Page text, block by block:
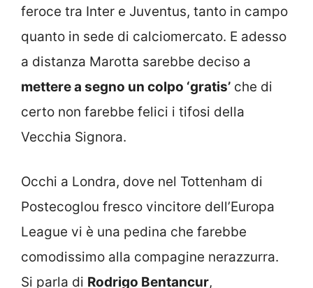
feroce tra Inter e Juventus, tanto in campo
quanto in sede di calciomercato. E adesso
a distanza Marotta sarebbe deciso a
mettere a segno un colpo ‘gratis’ che di
certo non farebbe felici i tifosi della
Vecchia Signora.
Occhi a Londra, dove nel Tottenham di
Postecoglou fresco vincitore dell’Europa
League vi è una pedina che farebbe
comodissimo alla compagine nerazzurra.
Si parla di Rodrigo Bentancur,